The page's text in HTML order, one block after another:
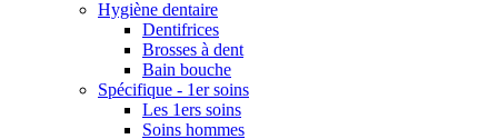
Hygiène dentaire
Dentifrices
Brosses à dent
Bain bouche
Spécifique - 1er soins
Les 1ers soins
Soins hommes